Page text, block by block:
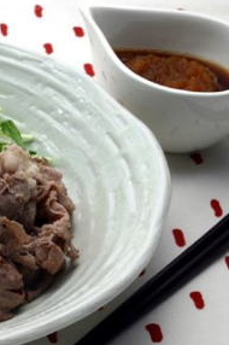
調味酢
ぽん酢
鍋用調味料